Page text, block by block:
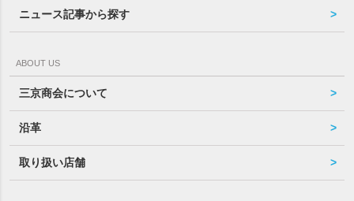
ニュース記事から探す
ABOUT US
三京商会について
沿革
取り扱い店舗